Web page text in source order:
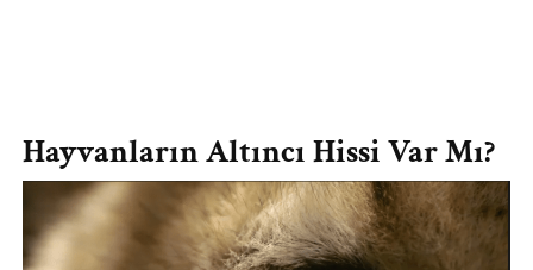
Hayvanların Altıncı Hissi Var Mı?